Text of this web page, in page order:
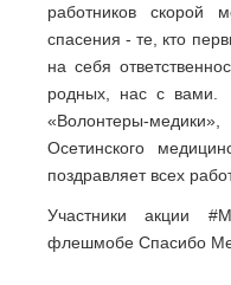
работников скорой
спасения - те, кто
на себя
родных, нас с вами.
«Волонтеры-
Осетинского
поздравляет всех
Участники акции
флешмобе Спасибо